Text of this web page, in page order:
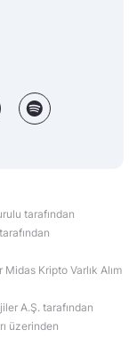
tarafından
Kripto Varlık Alım
A.Ş. tarafından
üzerinden